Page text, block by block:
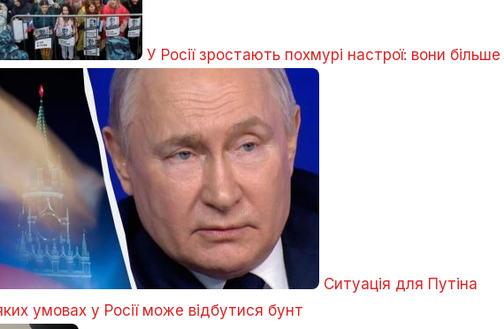
У Росії зростають похмурі настрої: вони
Ситуація для Путіна
умовах у Росії може відбутися бунт